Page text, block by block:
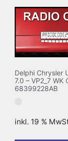
Delphi Chrysler
7.0 – VP2_7 WK
68399228AB
inkl. 19 %